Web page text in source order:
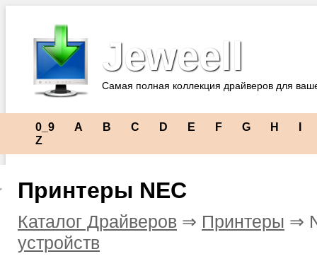
Jeweell
Самая полная коллекция драйверов для
0_9 A B C D E F G H
Z
Принтеры NEC
Каталог Драйверов ⇒ Принтеры ⇒
устройств